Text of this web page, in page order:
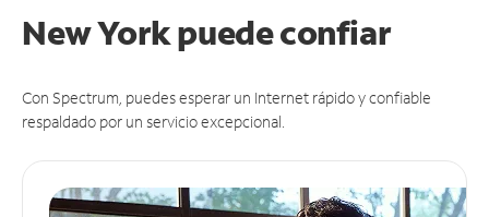
New York puedeconfiar
Con Spectrum, puedes esperar un Internet rápido y confiable
respaldado por un servicio excepcional.